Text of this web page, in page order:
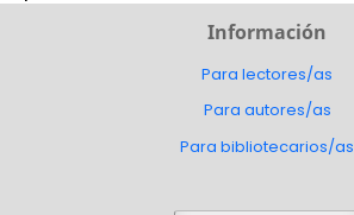
Información
Para lectores/as
Para autores/as
Para bibliotecarios/as